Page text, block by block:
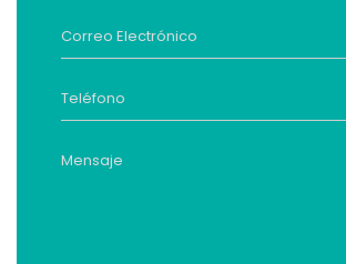
Correo Electrónico
Teléfono
Mensaje